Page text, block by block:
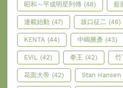
昭和～平成明星列傳 (48) 藍
連載始動 (47) 坂口征二 (46)
KENTA (44) 中嶋勝彥 (43)
EVIL (42) 拳王 (42) 竹
花面大帝 (42) Stan Hansen